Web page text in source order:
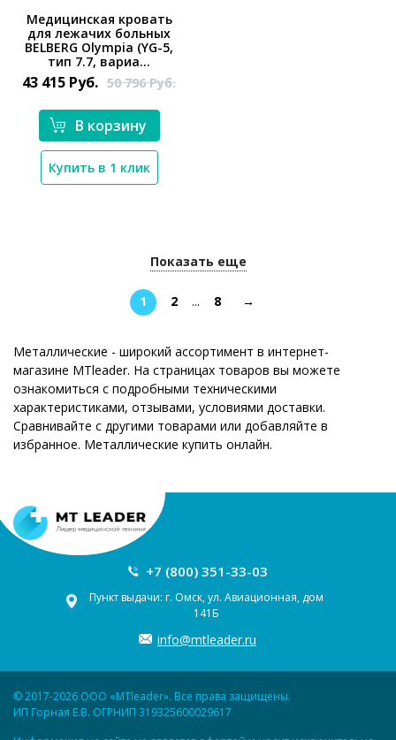
*}
Медицинская кровать
для лежачих больных
BELBERG Olympia (YG-5,
тип 7.7, вариа...
43 415 Руб. 50 796Руб.
В корзину
Купить в 1 клик
Показать еще
1 2 ... 8 →
Металлические - широкий ассортимент в интернет-
магазине MTleader. На страницах товаров вы можете
ознакомиться с подробными техническими
характеристиками, отзывами, условиями доставки.
Сравнивайте с другими товарами или добавляйте в
избранное. Металлические купить онлайн.
+7 (800) 351-33-03
Пункт выдачи: г. Омск, ул. Авиационная, дом
141Б
info@mtleader.ru
© 2017-2026 ООО «MTleader». Все права защищены.
ИП Горная Е.В. ОГРНИП 319325600029617